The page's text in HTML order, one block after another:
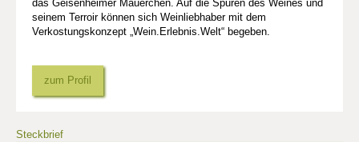
das Geisenheimer Mäuerchen. Auf die Spuren des Weines und
seinem Terroir können sich Weinliebhaber mit dem
Verkostungskonzept „Wein.Erlebnis.Welt“ begeben.
zum Profil
Steckbrief